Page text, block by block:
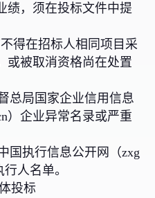
绩，须在投标文件中提
得在招标人相同项目采
或被取消资格尚在处置
总局国家企业信用信息
）企业异常名录或严重
国执行信息公开网（zxg
人名单。
投标